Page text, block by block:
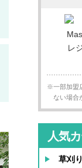
※一部加盟
ない場合
人気
草刈